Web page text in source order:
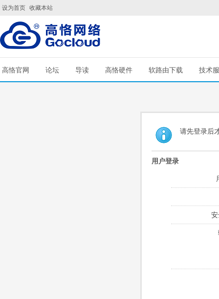
设为首页 收藏本站
高恪官网 论坛 导读 高恪硬件 软路由下载 技术
请先登录后
用户登录